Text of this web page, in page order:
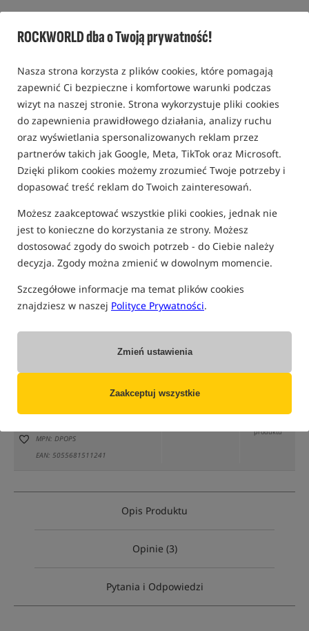
ROCKWORLD dba o Twoją prywatność!
Nasza strona korzysta z plików cookies, które pomagają
zapewnić Ci bezpieczne i komfortowe warunki podczas
wizyt na naszej stronie. Strona wykorzystuje pliki cookies
do zapewnienia prawidłowego działania, analizy ruchu
oraz wyświetlania spersonalizowanych reklam przez
partnerów takich jak Google, Meta, TikTok oraz Microsoft.
Dzięki plikom cookies możemy zrozumieć Twoje potrzeby i
dopasować treść reklam do Twoich zainteresowań.
Możesz zaakceptować wszystkie pliki cookies, jednak nie
jest to konieczne do korzystania ze strony. Możesz
dostosować zgody do swoich potrzeb - do Ciebie należy
decyzja. Zgody można zmienić w dowolnym momencie.
Szczegółowe informacje ma temat plików cookies
znajdziesz w naszej Polityce Prywatności.
Zmień ustawienia
Zaakceptuj wszystkie
3 opinie | ponad 220 osób kupiło ten produkt
"naszym magazynie"
Cena PLN
rozmiar 14 mm
MPN: DPOPS
EAN: 5055681511241
39.99
produktu
Opis Produktu
Opinie (3)
Pytania i Odpowiedzi